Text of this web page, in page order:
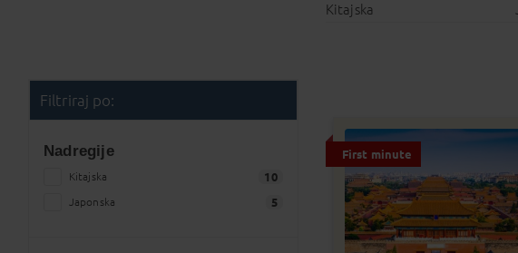
Kitajska
Filtriraj po:
Nadregije
Kitajska 10
Japonska 5
First minute